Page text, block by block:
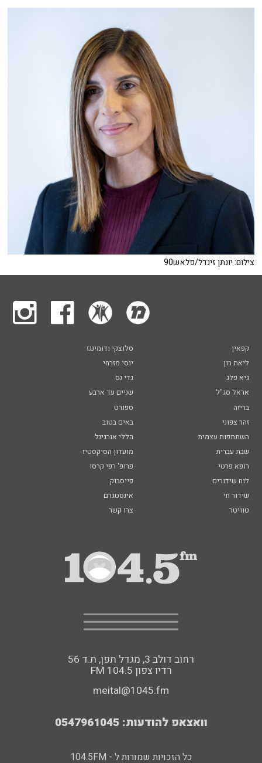
צילום: יונתן זינדל/פלאש90
קפאין
סלוצקי ודומינגז
ליאת רון
יוסי מזרחי
גיא פלג
גדי נס
אראל סג"ל
שניים עד ארבע
בריזה
ספורט
זהר צפוני
באים בטוב
השתתפות עצמית
הללי אורגינל
שבת עברית
מועדון הסיקסטיז
רופא פרטי
פרופ' רפי קרסו
לוח שידורים
פייסבוק
שידור חי
אינסטגרם
טוויטר
צרו קשר
רחוב דולב 3, מגדל תפן, ת.ד 56
FM רדיו צפון 104.5
meital@1045.fm
וואצאפ להודעות: 0547961045
כל הזכויות שמורות ל - 104.5FM